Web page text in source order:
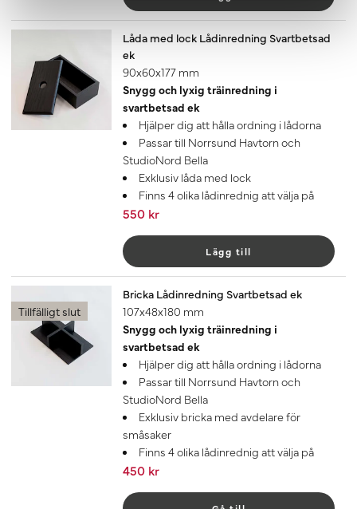
Låda med lock Lådinredning Svartbetsad
ek
90x60x177 mm
Snygg och lyxig träinredning i
svartbetsad ek
Hjälper dig att hålla ordning i lådorna
Passar till Norrsund Havtorn och
StudioNord Bella
Exklusiv låda med lock
Finns 4 olika lådinrednig att välja på
550 kr
Lägg till
Tillfälligt slut
Bricka Lådinredning Svartbetsad ek
107x48x180 mm
Snygg och lyxig träinredning i
svartbetsad ek
Hjälper dig att hålla ordning i lådorna
Passar till Norrsund Havtorn och
StudioNord Bella
Exklusiv bricka med avdelare för
småsaker
Finns 4 olika lådinrednig att välja på
450 kr